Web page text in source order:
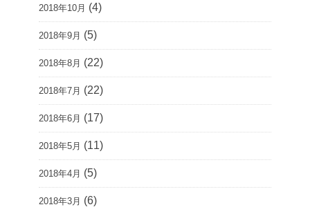
2018年10月 (4)
2018年9月 (5)
2018年8月 (22)
2018年7月 (22)
2018年6月 (17)
2018年5月 (11)
2018年4月 (5)
2018年3月 (6)